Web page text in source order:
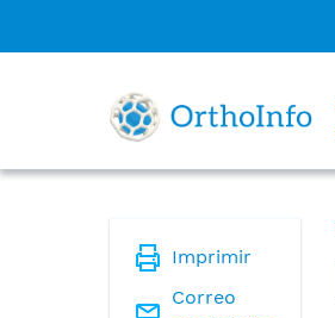
Imprimir
Correo